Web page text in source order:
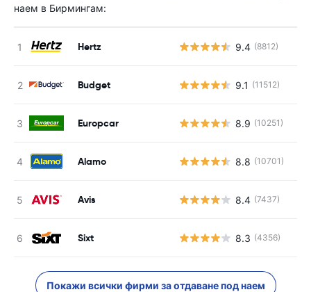
наем в Бирмингам:
Hertz 9.4 (8812)
Budget 9.1 (11512)
Europcar 8.9 (10251)
Alamo 8.8 (10701)
Avis 8.4 (7437)
Sixt 8.3 (4356)
Покажи всички фирми за отдаване под наем